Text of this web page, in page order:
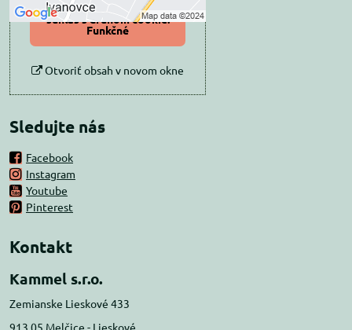
Povoliť a zapamätať -
súhlas s druhom cookie:
Funkčné
Otvoriť obsah v novom okne
Sledujte nás
Facebook
Instagram
Youtube
Pinterest
Kontakt
Kammel s.r.o.
Zemianske Lieskové 433
913 05 Melčice - Lieskové